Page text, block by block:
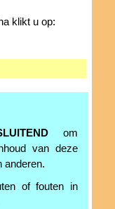
klikt u op:
om
van deze
anderen.
of fouten in